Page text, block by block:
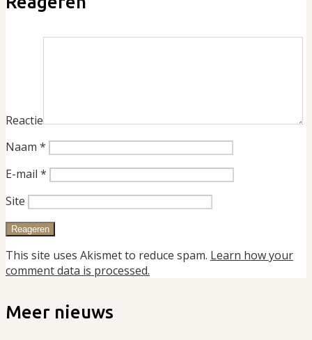
Reactie
Naam *
E-mail *
Site
This site uses Akismet to reduce spam. Learn how your
comment data is processed.
Meer nieuws